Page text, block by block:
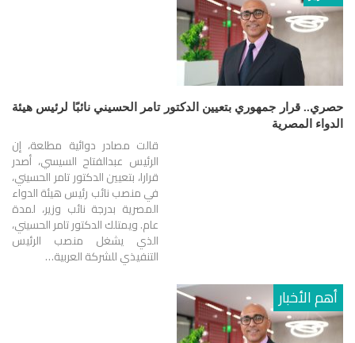
حصري.. قرار جمهوري بتعيين الدكتور تامر الحسيني نائبًا لرئيس هيئة
الدواء المصرية
قالت مصادر دوائية مطلعة، إن
الرئيس عبدالفتاح السيسي، أصدر
قرارا، بتعيين الدكتور تامر الحسيني،
في منصب نائب رئيس هيئة الدواء
المصرية بدرجة نائب وزير، لمدة
عام. ويمتلك الدكتور تامر الحسيني،
الذي يشغل منصب الرئيس
التنفيذي للشركة العربية…
أهم الأخبار